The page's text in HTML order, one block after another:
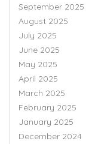
September 2025
August 2025
July 2025
June 2025
May 2025
April 2025
March 2025
February 2025
January 2025
December 2024